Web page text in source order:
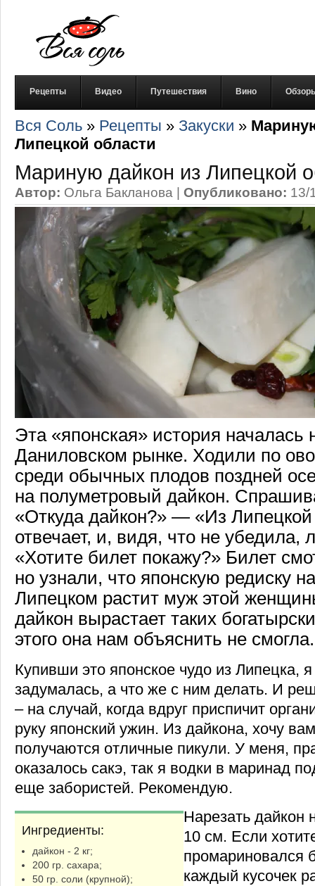
Рецепты Видео Путешествия Вино
Вся Соль » Рецепты » Закуски »
Липецкой области
Мариную дайкон из Липецкой
Автор: Ольга Бакланова | Опубликовано: 13/
Эта «японская» история началась
Даниловском рынке. Ходили по
среди обычных плодов поздней
на полуметровый дайкон.
«Откуда дайкон?» — «Из
отвечает, и, видя, что не убедила,
«Хотите билет покажу?» Билет
но узнали, что японскую редиску
Липецком растит муж этой
дайкон вырастает таких
этого она нам объяснить не смогла.
Купивши это японское чудо из Липецка,
задумалась, а что же с ним делать. И
– на случай, когда вдруг приспичит
руку японский ужин. Из дайкона, хочу
получаются отличные пикули. У меня,
оказалось сакэ, так я водки в маринад
еще забористей. Рекомендую.
Ингредиенты:
дайкон - 2 кг;
200 гр. сахара;
50 гр. соли (крупной);
Нарезать дайкон
10 см. Если
промариновался
каждый кусочек